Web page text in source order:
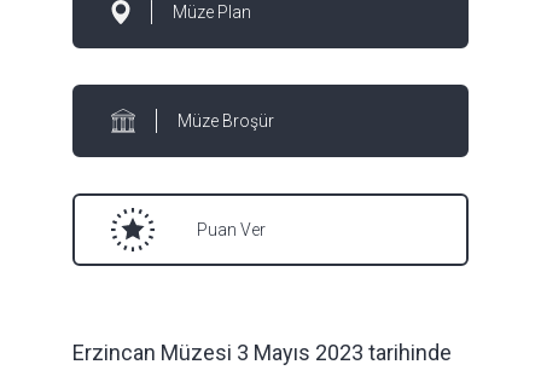
Erzincan Müzesi 3 Mayıs 2023 tarihinde
Müze Plan
Müze Broşür
Puan Ver